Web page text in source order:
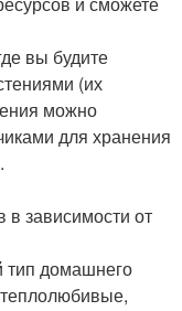
вы будите
(их
можно
для хранения
в зависимости от
тип домашнего